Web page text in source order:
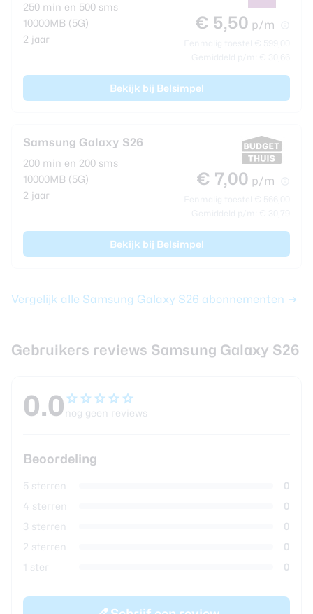
250 min en 500 sms
10000MB (5G)
2 jaar
€ 5,50 p/m
Bekijk bij Belsimpel
Samsung Galaxy S26
200 min en 200 sms
10000MB (5G)
2 jaar
€ 7,00 p/m
Bekijk bij Belsimpel
Vergelijk alle Samsung Galaxy S26 abonnementen
Gebruikers reviews Samsung Galaxy S26
0.0 nog geen reviews
Beoordeling
5 sterren
0
4 sterren
0
3 sterren
0
2 sterren
0
1 ster
0